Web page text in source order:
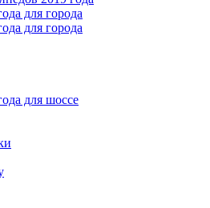
для города
для города
для шоссе